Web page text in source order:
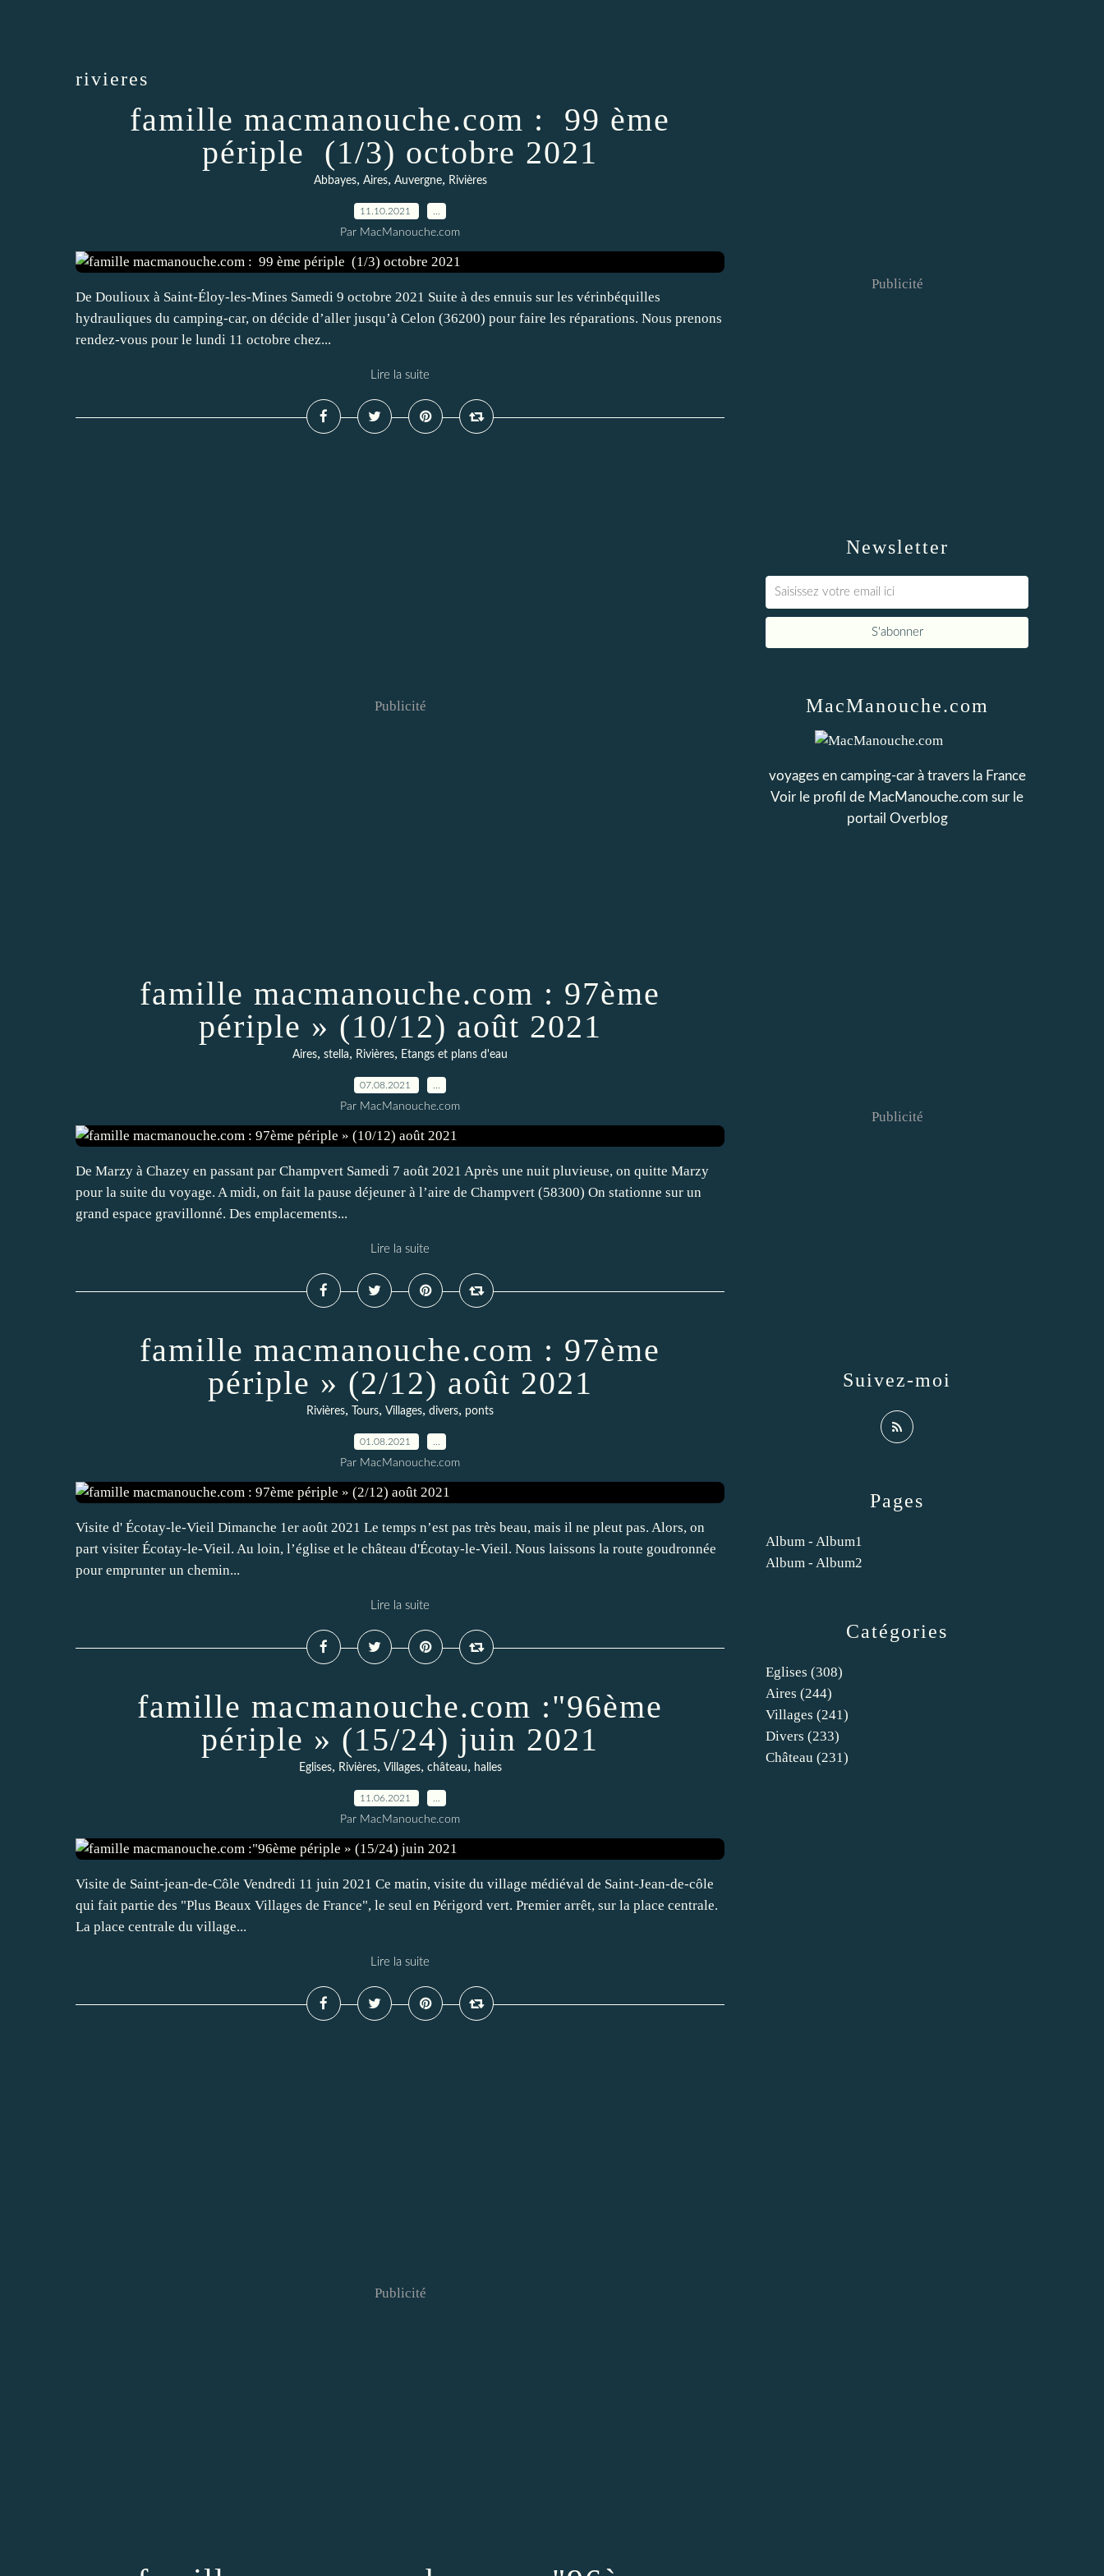
rivieres
famille macmanouche.com : 99 ème
périple (1/3) octobre 2021
Abbayes, Aires, Auvergne, Rivières
11.10.2021
Par MacManouche.com
De Doulioux à Saint-Éloy-les-Mines Samedi 9 octobre 2021 Suite à des ennuis sur les vérinbéquilles
hydrauliques du camping-car, on décide d’aller jusqu’à Celon (36200) pour faire les réparations. Nous prenons
rendez-vous pour le lundi 11 octobre chez...
Lire la suite
Publicité
famille macmanouche.com : 97ème
périple » (10/12) août 2021
Aires, stella, Rivières, Etangs et plans d'eau
07.08.2021
Par MacManouche.com
De Marzy à Chazey en passant par Champvert Samedi 7 août 2021 Après une nuit pluvieuse, on quitte Marzy
pour la suite du voyage. A midi, on fait la pause déjeuner à l’aire de Champvert (58300) On stationne sur un
grand espace gravillonné. Des emplacements...
Lire la suite
famille macmanouche.com : 97ème
périple » (2/12) août 2021
Rivières, Tours, Villages, divers, ponts
01.08.2021
Par MacManouche.com
Visite d' Écotay-le-Vieil Dimanche 1er août 2021 Le temps n’est pas très beau, mais il ne pleut pas. Alors, on
part visiter Écotay-le-Vieil. Au loin, l’église et le château d'Écotay-le-Vieil. Nous laissons la route goudronnée
pour emprunter un chemin...
Lire la suite
famille macmanouche.com :"96ème
périple » (15/24) juin 2021
Eglises, Rivières, Villages, château, halles
11.06.2021
Par MacManouche.com
Visite de Saint-jean-de-Côle Vendredi 11 juin 2021 Ce matin, visite du village médiéval de Saint-Jean-de-côle
qui fait partie des "Plus Beaux Villages de France", le seul en Périgord vert. Premier arrêt, sur la place centrale.
La place centrale du village...
Lire la suite
Publicité
Newsletter
Publicité
Catégories
Eglises (308)
Aires (244)
Villages (241)
Divers (233)
Château (231)
Pages
Album - Album1
Album - Album2
MacManouche.com
voyages en camping-car à travers la France
Voir le profil de MacManouche.com sur le
portail Overblog
Suivez-moi
Publicité